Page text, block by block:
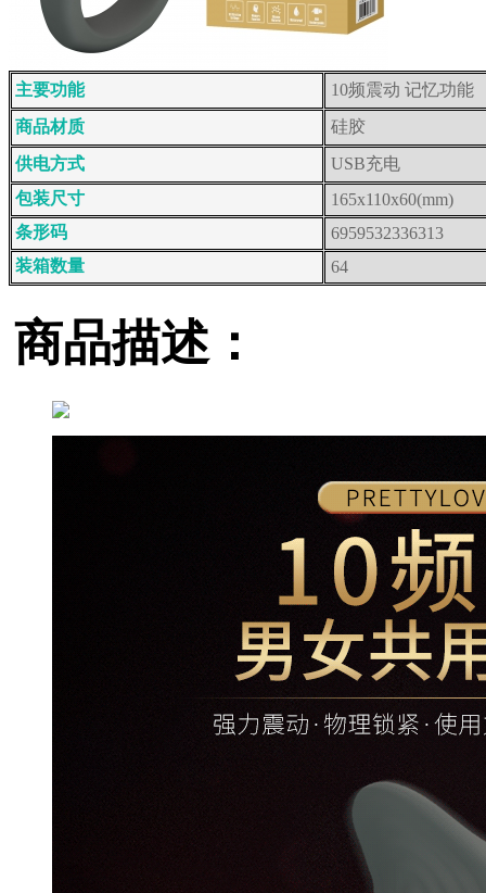
主要功能
10频震动 记忆功能
商品材质
硅胶
供电方式
USB充电
包装尺寸
165x110x60(mm)
条形码
6959532336313
装箱数量
64
商品描述：